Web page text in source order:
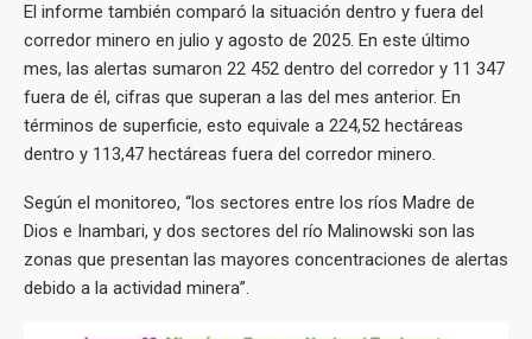
El informe también comparó la situación dentro y fuera del
corredor minero en julio y agosto de 2025. En este último
mes, las alertas sumaron 22 452 dentro del corredor y 11 347
fuera de él, cifras que superan a las del mes anterior. En
términos de superficie, esto equivale a 224,52 hectáreas
dentro y 113,47 hectáreas fuera del corredor minero.
Según el monitoreo, “los sectores entre los ríos Madre de
Dios e Inambari, y dos sectores del río Malinowski son las
zonas que presentan las mayores concentraciones de alertas
debido a la actividad minera”.